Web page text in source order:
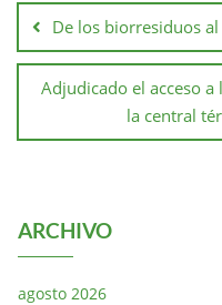
De los biorresiduos
Adjudicado el acceso
la central
ARCHIVO
agosto 2026